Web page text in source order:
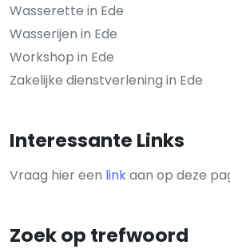
Wasserette in Ede
Wasserijen in Ede
Workshop in Ede
Zakelijke dienstverlening in Ede
Interessante Links
Vraag hier een linkaan op deze
Zoek op trefwoord